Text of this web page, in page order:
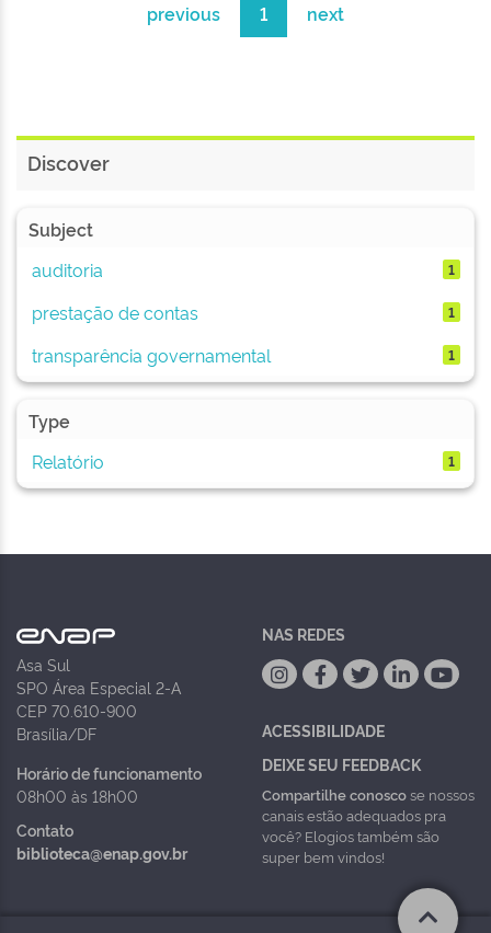
previous 1 next
Discover
Subject
auditoria
1
prestação de contas 1
transparência governamental 1
Type
Relatório
1
Asa Sul
SPO Área Especial 2-A
CEP 70.610-900
Brasília/DF
Horário de funcionamento
08h00 às 18h00
Contato
biblioteca@enap.gov.br
NAS REDES
ACESSIBILIDADE
DEIXE SEU FEEDBACK
Compartilhe conoscose nossos
canais estão adequados pra
você? Elogios também são
super bem vindos!